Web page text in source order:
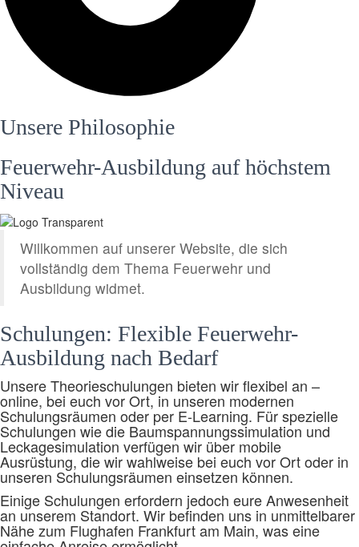
Unsere Philosophie
Feuerwehr-Ausbildung auf höchstem
Niveau
Willkommen auf unserer Website, die sich
vollständig dem Thema Feuerwehr und
Ausbildung widmet.
Schulungen: Flexible Feuerwehr-
Ausbildung nach Bedarf
Unsere Theorieschulungen bieten wir flexibel an –
online, bei euch vor Ort, in unseren modernen
Schulungsräumen oder per E-Learning. Für spezielle
Schulungen wie die Baumspannungssimulation und
Leckagesimulation verfügen wir über mobile
Ausrüstung, die wir wahlweise bei euch vor Ort oder in
unseren Schulungsräumen einsetzen können.
Einige Schulungen erfordern jedoch eure Anwesenheit
an unserem Standort. Wir befinden uns in unmittelbarer
Nähe zum Flughafen Frankfurt am Main, was eine